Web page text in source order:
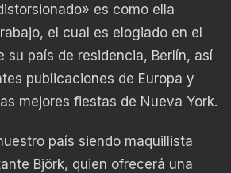
es como ella
el cual es elogiado en el
su país de residencia, Berlín, así
publicaciones de Europa y
mejores fiestas de Nueva York.
país siendo maquillista
Björk, quien ofrecerá una